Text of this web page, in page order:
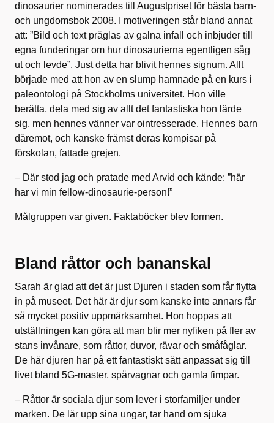
dinosaurier nominerades till Augustpriset för bästa barn-
och ungdomsbok 2008. I motiveringen står bland annat
att: ”Bild och text präglas av galna infall och inbjuder till
egna funderingar om hur dinosaurierna egentligen såg
ut och levde”. Just detta har blivit hennes signum. Allt
började med att hon av en slump hamnade på en kurs i
paleontologi på Stockholms universitet. Hon ville
berätta, dela med sig av allt det fantastiska hon lärde
sig, men hennes vänner var ointresserade. Hennes barn
däremot, och kanske främst deras kompisar på
förskolan, fattade grejen.
– Där stod jag och pratade med Arvid och kände: ”här
har vi min fellow-dinosaurie-person!”
Målgruppen var given. Faktaböcker blev formen.
Bland råttor och bananskal
Sarah är glad att det är just Djuren i staden som får flytta
in på museet. Det här är djur som kanske inte annars får
så mycket positiv uppmärksamhet. Hon hoppas att
utställningen kan göra att man blir mer nyfiken på fler av
stans invånare, som råttor, duvor, rävar och småfåglar.
De här djuren har på ett fantastiskt sätt anpassat sig till
livet bland 5G-master, spårvagnar och gamla fimpar.
– Råttor är sociala djur som lever i storfamiljer under
marken. De lär upp sina ungar, tar hand om sjuka